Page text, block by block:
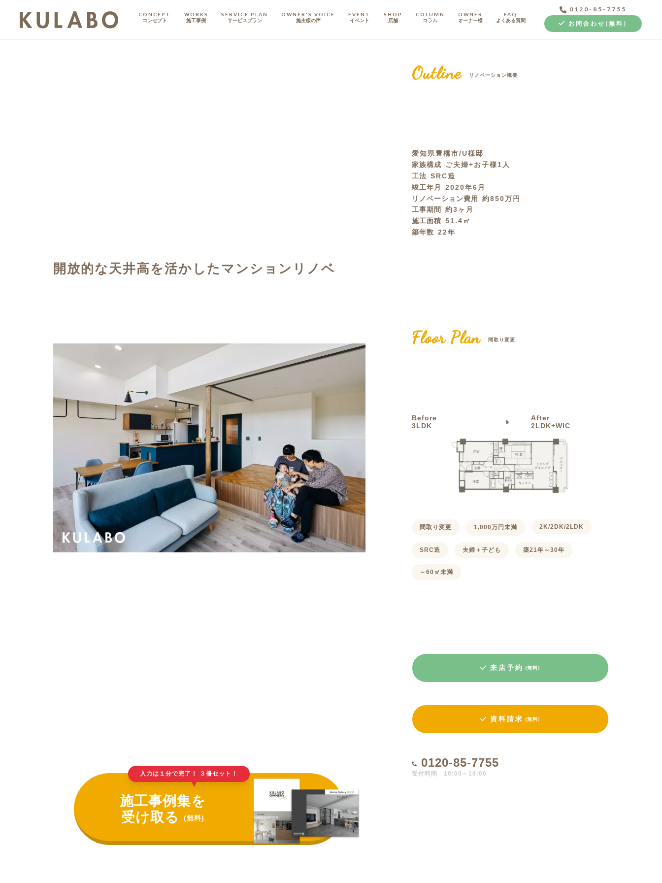
CONCEPT
コンセプト
WORKS
施工事例
SERVICE PLAN
サービスプラン
OWNER'S VOICE
施主樣の声
EVENT
イベント
SHOP
店舗
COLUMN
コラム
OWNER
オーナー様
FAQ
よくある質問
0120-85-7755
お問合わせ(無料)
開放的な天井高を活かしたマンションリノベ
入力は１分で完了！ ３冊セット！
▲
施工事例集を
受け取る(無料)
Outline リノベーション概要
愛知県豊橋市/U様邸
家族構成
ご夫婦+お子様1人
工法 SRC造
竣工年月
2020年6月
リノベーション費用
約850万円
工事期間
約3ヶ月
施工面積 51.4㎡
築年数 22年
Floor Plan 間取り変更
Before
3LDK
After
2LDK+WIC
間取り変更 1,000万円未満 2K/2DK/2LDK
SRC造 夫婦＋子ども 築21年～30年
～60㎡未満
来店予約 (無料)
資料請求 (無料)
0120-85-7755
受付時間 10:00～18:00